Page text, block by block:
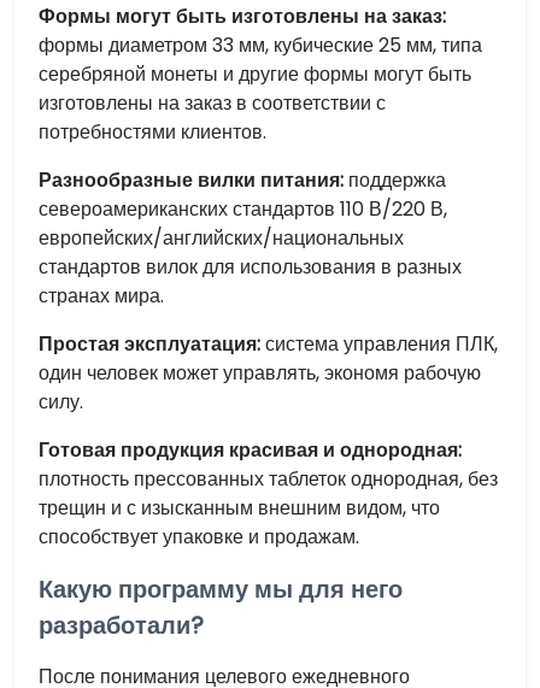
Формы могут быть изготовлены на заказ:
формы диаметром 33 мм, кубические 25 мм, типа
серебряной монеты и другие формы могут быть
изготовлены на заказ в соответствии с
потребностями клиентов.
Разнообразные вилки питания: поддержка
североамериканских стандартов 110 В/220 В,
европейских/английских/национальных
стандартов вилок для использования в разных
странах мира.
Простая эксплуатация:система управления ПЛК,
один человек может управлять, экономя рабочую
силу.
Готовая продукция красивая и однородная:
плотность прессованных таблеток однородная, без
трещин и с изысканным внешним видом, что
способствует упаковке и продажам.
Какую программу мы для него
разработали?
После понимания целевого ежедневного